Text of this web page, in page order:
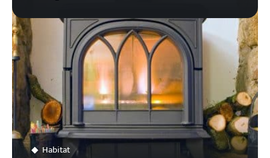
Habitat